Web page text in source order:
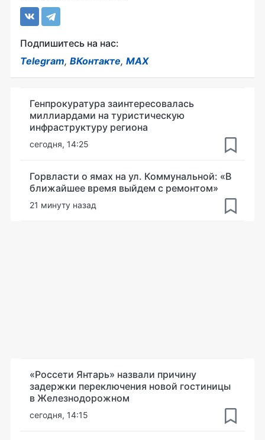
Подпишитесь на нас:
Telegram, ВКонтакте, MAX
Генпрокуратура заинтересовалась
миллиардами на туристическую
инфраструктуру региона
сегодня, 14:25
Горвласти о ямах на ул. Коммунальной: «В
ближайшее время выйдем с ремонтом»
21 минуту назад
«Россети Янтарь» назвали причину
задержки переключения новой гостиницы
в Железнодорожном
сегодня, 14:15